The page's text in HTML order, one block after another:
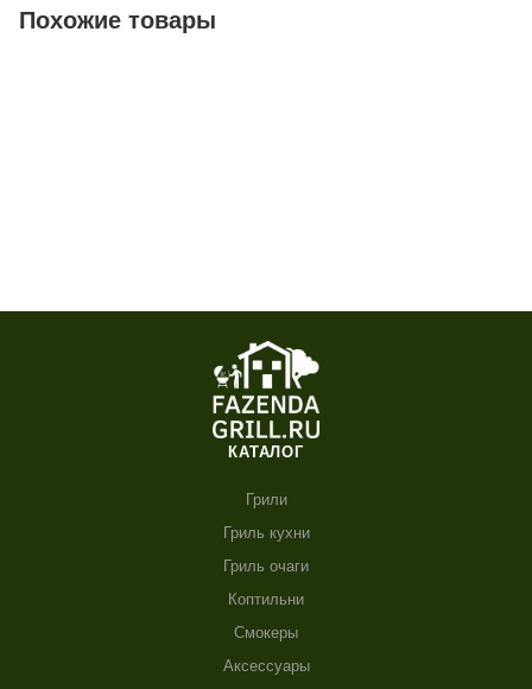
Похожие товары
КАТАЛОГ
Грили
Гриль кухни
Гриль очаги
Коптильни
Смокеры
Аксессуары